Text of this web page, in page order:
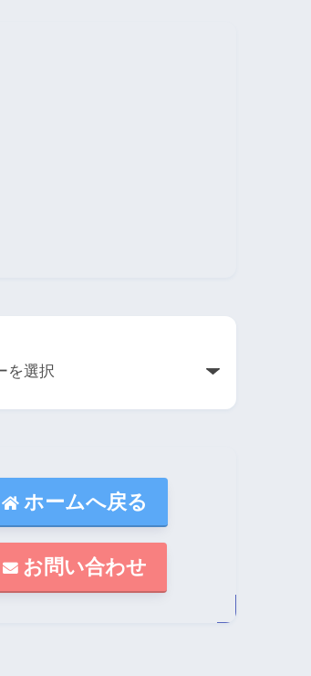
ホームへ戻る
お問い合わせ